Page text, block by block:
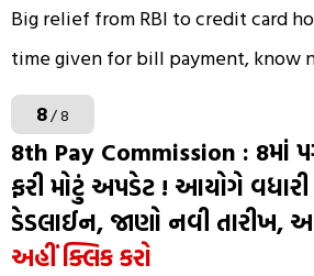
Big relief from RBI to credit card
time given for bill payment, know
8/ 8
8th Pay Commission : 8માં
ફરી મોટું અપડેટ ! આયોગે વધારી
ડેડલાઈન, જાણો નવી તારીખ, આ
અહીં ક્લિક કરો